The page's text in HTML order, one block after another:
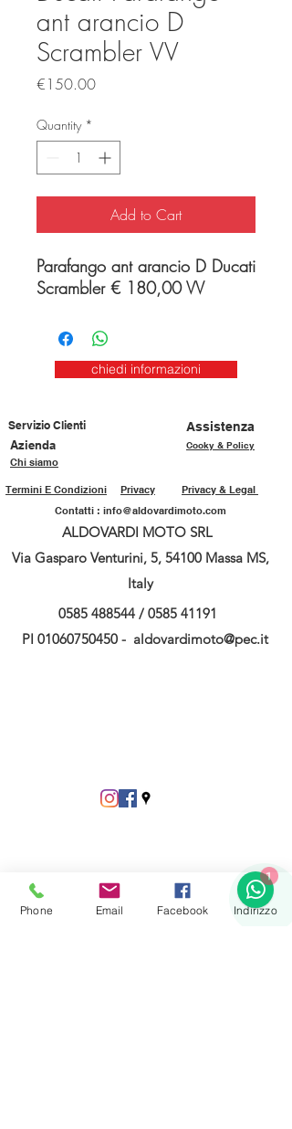
ant arancio D
Scrambler VV
€150.00Price
Quantity *
Add to Cart
Parafango ant arancio D Ducati
Scrambler € 180,00 VV
chiedi informazioni
Servizio Clienti
Assistenza
Azienda
Cooky & Policy
Chi siamo
Privacy & Legal
Privacy
Termini E Condizioni
Contatti : info@aldovardimoto.com
ALDOVARDI MOTO SRL
Via Gasparo Venturini, 5, 54100 Massa MS,
Italy
0585 488544 / 0585 41191
PI 01060750450 - aldovardimoto@pec.it
Phone Email Facebook Indirizzo
1